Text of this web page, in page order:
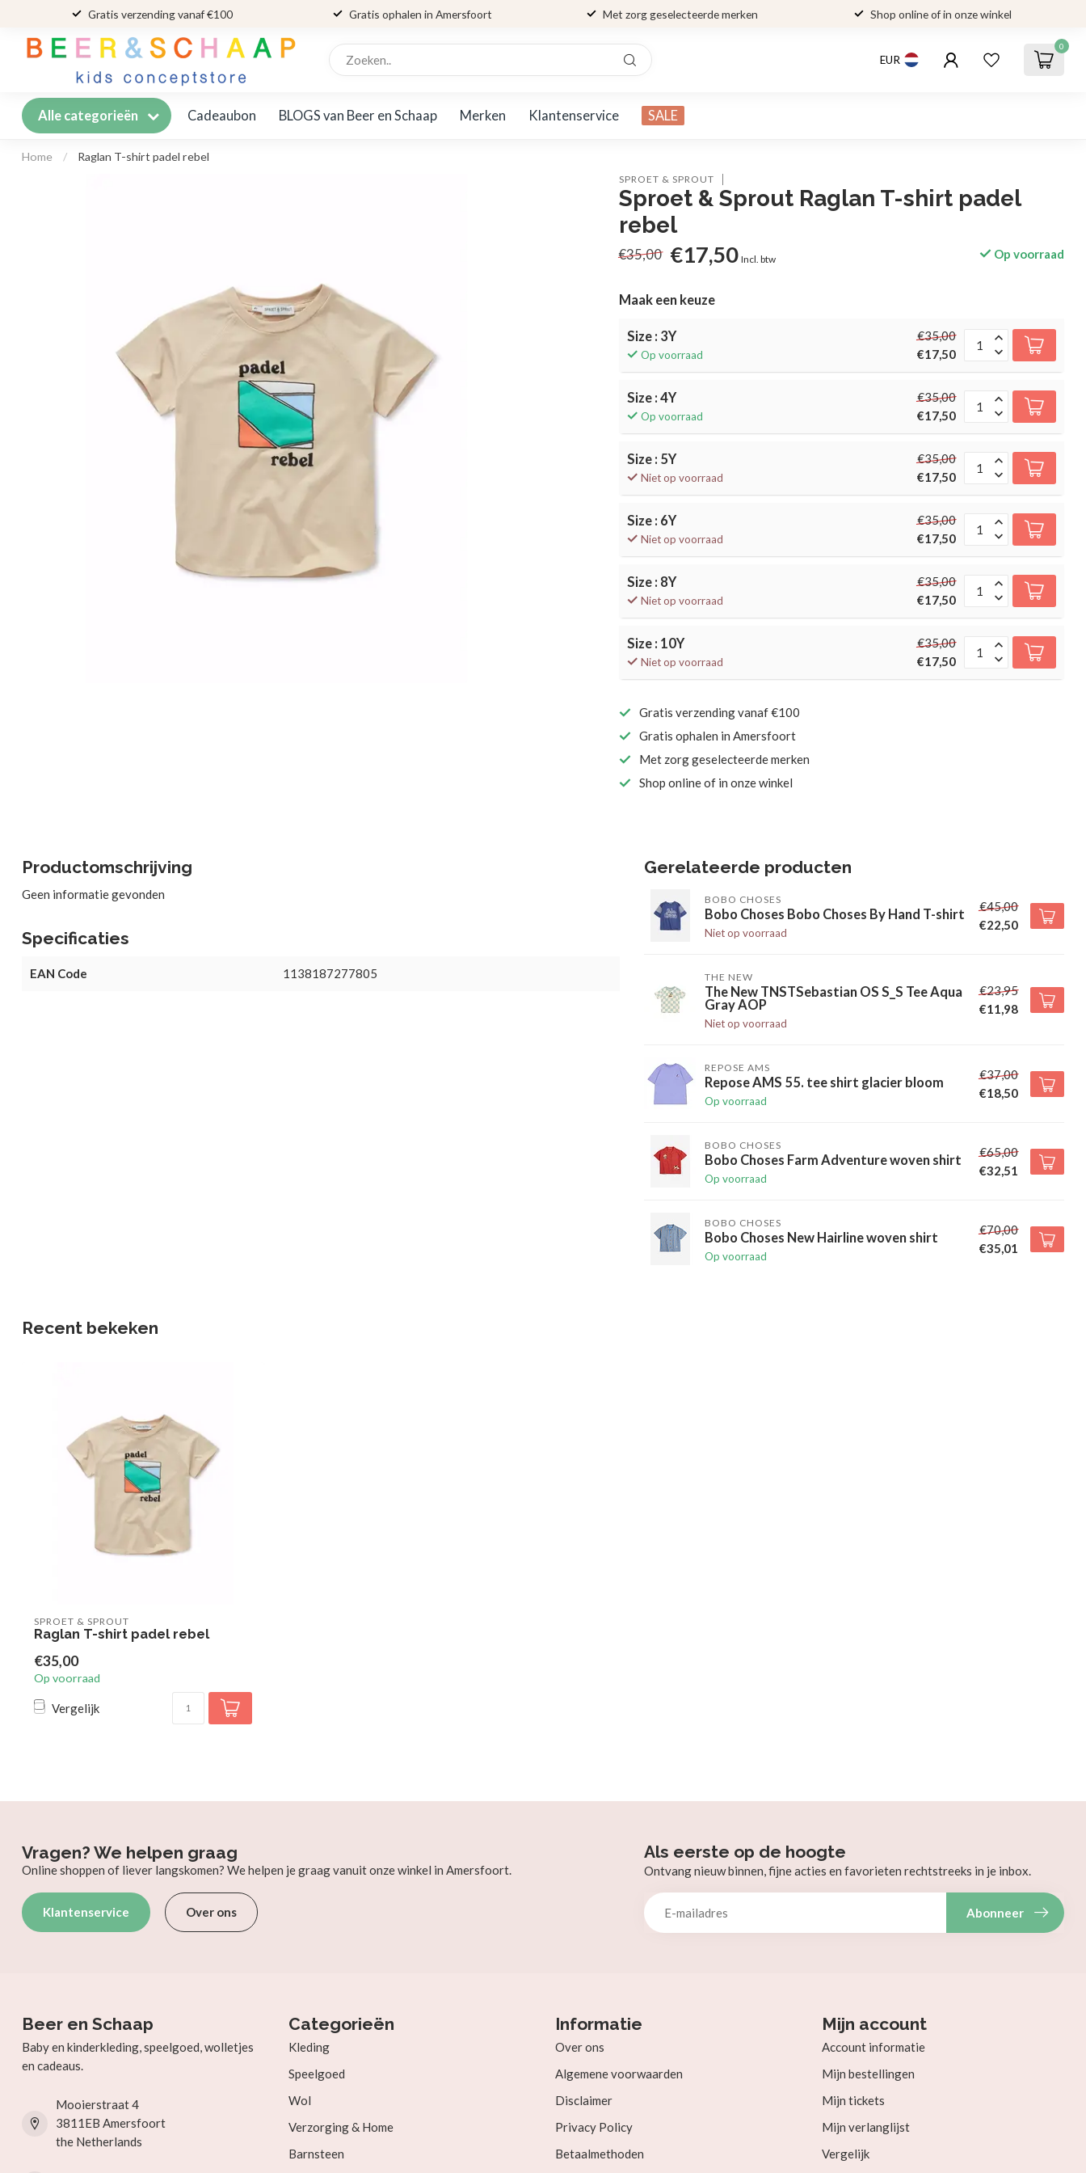
Gratis verzending vanaf €100 Gratis ophalen in Amersfoort Met zorg geselecteerde merken Shop online of in onze winkel
EUR
0
Alle categorieën Cadeaubon BLOGS van Beer en Schaap Merken Klantenservice SALE
Home / Raglan T-shirt padel rebel
SPROET & SPROUT
Sproet & Sprout Raglan T-shirt padel
rebel
€35,00 €17,50 Incl. btw Op voorraad
Maak een keuze
Size : 3Y
Op voorraad
€35,00
€17,50
Size : 4Y
Op voorraad
€35,00
€17,50
Size : 5Y
Niet op voorraad
€35,00
€17,50
Size : 6Y
Niet op voorraad
€35,00
€17,50
Size : 8Y
Niet op voorraad
€35,00
€17,50
Size : 10Y
Niet op voorraad
€35,00
€17,50
Gratis verzending vanaf €100
Gratis ophalen in Amersfoort
Met zorg geselecteerde merken
Shop online of in onze winkel
Productomschrijving
Geen informatie gevonden
Specificaties
EAN Code 1138187277805
Gerelateerde producten
BOBO CHOSES
Bobo Choses Bobo Choses By Hand T-shirt
Niet op voorraad
€45,00
€22,50
THE NEW
The New TNSTSebastian OS S_S Tee Aqua
Gray AOP
Niet op voorraad
€23,95
€11,98
REPOSE AMS
Repose AMS 55. tee shirt glacier bloom
Op voorraad
€37,00
€18,50
BOBO CHOSES
Bobo Choses Farm Adventure woven shirt
Op voorraad
€65,00
€32,51
BOBO CHOSES
Bobo Choses New Hairline woven shirt
Op voorraad
€70,00
€35,01
Recent bekeken
SPROET & SPROUT
Raglan T-shirt padel rebel
€35,00
Op voorraad
Vergelijk
Vragen? We helpen graag
Online shoppen of liever langskomen? We helpen je graag vanuit onze winkel in Amersfoort.
Klantenservice Over ons
Als eerste op de hoogte
Ontvang nieuw binnen, fijne acties en favorieten rechtstreeks in je inbox.
Abonneer
Beer en Schaap
Baby en kinderkleding, speelgoed, wolletjes
en cadeaus.
Mooierstraat 4
3811EB Amersfoort
the Netherlands
Categorieën
Kleding
Speelgoed
Wol
Verzorging & Home
Barnsteen
Informatie
Over ons
Algemene voorwaarden
Disclaimer
Privacy Policy
Betaalmethoden
Mijn account
Account informatie
Mijn bestellingen
Mijn tickets
Mijn verlanglijst
Vergelijk